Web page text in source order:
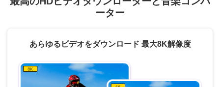
ーター
あらゆるビデオをダウンロード 最大8K解像度